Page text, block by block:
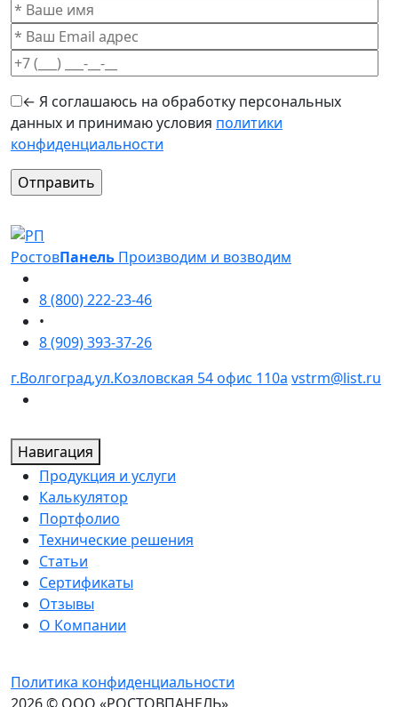
← Я соглашаюсь на обработку персональных
данных и принимаю условия политики
конфиденциальности
Оставьте это поле пустым.
РостовПанель Производим и возводим
8 (800) 222-23-46
•
8 (909) 393-37-26
г.Волгоград,ул.Козловская 54 офис 110а vstrm@list.ru
Навигация
Продукция и услуги
Калькулятор
Портфолио
Технические решения
Статьи
Сертификаты
Отзывы
О Компании
Политика конфиденциальности